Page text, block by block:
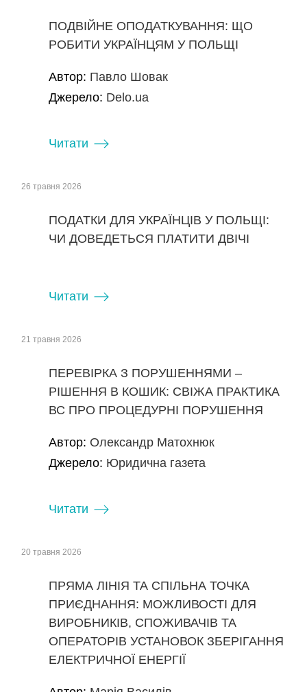
ПОДВІЙНЕ ОПОДАТКУВАННЯ: ЩО
РОБИТИ УКРАЇНЦЯМ У ПОЛЬЩІ
Автор: Павло Шовак
Джерело: Delo.ua
Читати
26 травня 2026
ПОДАТКИ ДЛЯ УКРАЇНЦІВ У ПОЛЬЩІ:
ЧИ ДОВЕДЕТЬСЯ ПЛАТИТИ ДВІЧІ
Читати
21 травня 2026
ПЕРЕВІРКА З ПОРУШЕННЯМИ –
РІШЕННЯ В КОШИК: СВІЖА ПРАКТИКА
ВС ПРО ПРОЦЕДУРНІ ПОРУШЕННЯ
Автор: Олександр Матохнюк
Джерело: Юридична газета
Читати
20 травня 2026
ПРЯМА ЛІНІЯ ТА СПІЛЬНА ТОЧКА
ПРИЄДНАННЯ: МОЖЛИВОСТІ ДЛЯ
ВИРОБНИКІВ, СПОЖИВАЧІВ ТА
ОПЕРАТОРІВ УСТАНОВОК ЗБЕРІГАННЯ
ЕЛЕКТРИЧНОЇ ЕНЕРГІЇ